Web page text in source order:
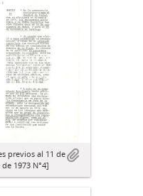
previos al 11 de
1973 N°4]